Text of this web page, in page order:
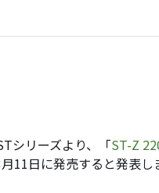
シリーズより、「ST-Z
11日に発売すると発表し